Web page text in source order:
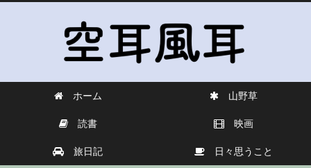
ホーム 山野草
読書 映画
旅日記 日々思うこと